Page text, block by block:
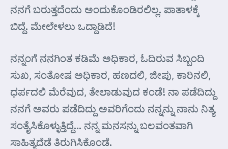
ನನಗೆ ಬರುತ್ತದೆಂದು ಅಂದುಕೊಂಡಿರಲಿಲ್ಲ. ಪಾತಾಳಕ್ಕೆ
ಬಿದ್ದೆ. ಮೇಲೇಳಲು ಒದ್ದಾಡಿದೆ!
ನನ್ನಂಗೆ ನನಗಿಂತ ಕಡಿಮೆ ಅಧಿಕಾರ, ಓದಿರುವ ಸಿಬ್ಬಂದಿ
ಸುಖ, ಸಂತೋಷ ಅಧಿಕಾರ, ಹಣದಲಿ, ಜೀಪು, ಕಾರಿನಲಿ,
ಧರ್ಪದಲಿ ಮೆರೆವುದ, ತೇಲಾಡುವುದ ಕಂಡೆ! ನಾ ಪಡೆದಿದ್ದು
ನನಗೆ ಅವರು ಪಡೆದಿದ್ದು ಅವರಿಗೆಂದು ನನ್ನನ್ನು ನಾನು ನಿತ್ಯ
ಸಂತೈಸಿಕೊಳ್ಳುತ್ತಿದ್ದೆ… ನನ್ನ ಮನಸನ್ನು ಬಲವಂತವಾಗಿ
ಸಾಹಿತ್ಯದೆಡೆ ತಿರುಗಿಸಿಕೊಂಡೆ.